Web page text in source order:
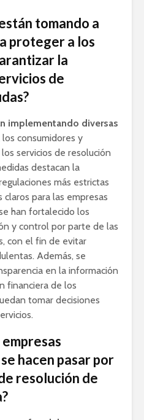
tomando a
proteger a los
la
de
implementando diversas
consumidores y
servicios de resolución
destacan la
más estrictas
para las empresas
han fortalecido los
y control por parte de las
con el fin de evitar
Además, se
en la información
financiera de los
tomar decisiones
hacen pasar por
resolución de